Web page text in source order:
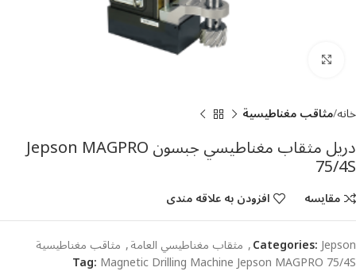
خانه مثاقب مغناطيسية
دريل مثقاب مغناطيسي جبسون Jepson MAGPRO
75/4S
مقایسه افزودن به علاقه مندی
Categories:Jepson
, مثقاب مغناطيسي العامة, مثاقب مغناطيسية
Tag: Magnetic Drilling Machine Jepson MAGPRO 75/4S